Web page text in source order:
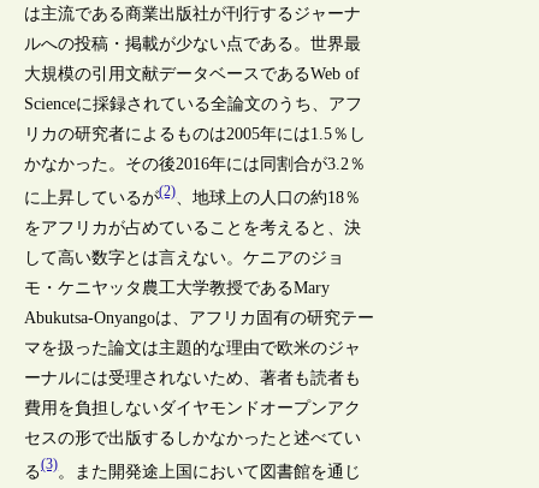
は主流である商業出版社が刊行するジャーナ
ルへの投稿・掲載が少ない点である。世界最
大規模の引用文献データベースであるWeb of
Scienceに採録されている全論文のうち、アフ
リカの研究者によるものは2005年には1.5％し
かなかった。その後2016年には同割合が3.2％
に上昇しているが(2)、地球上の人口の約18％
をアフリカが占めていることを考えると、決
して高い数字とは言えない。ケニアのジョ
モ・ケニヤッタ農工大学教授であるMary
Abukutsa-Onyangoは、アフリカ固有の研究テー
マを扱った論文は主題的な理由で欧米のジャ
ーナルには受理されないため、著者も読者も
費用を負担しないダイヤモンドオープンアク
セスの形で出版するしかなかったと述べてい
る(3)。また開発途上国において図書館を通じ